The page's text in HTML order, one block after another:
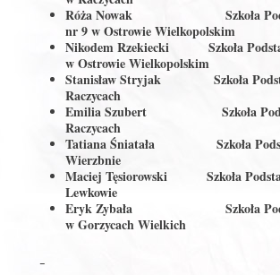
Róża Nowak Szkoła
nr 9 w Ostrowie Wielkopolskim
Nikodem Rzekiecki Szkoła
w Ostrowie Wielkopolskim
Stanisław Stryjak Szkoła
Raczycach
Emilia Szubert Szkoła
Raczycach
Tatiana Śniatała Szkoła
Wierzbnie
Maciej Tęsiorowski Szkoła
Lewkowie
Eryk Zybała Szkoła
w Gorzycach Wielkich